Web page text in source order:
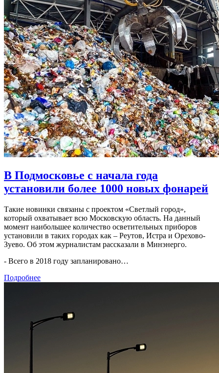
В Подмосковье с начала года
установили более 1000 новых фонарей
Такие новинки связаны с проектом «Светлый город»,
который охватывает всю Московскую область. На данный
момент наибольшее количество осветительных приборов
установили в таких городах как – Реутов, Истра и Орехово-
Зуево. Об этом журналистам рассказали в Минэнерго.
- Всего в 2018 году запланировано…
Подробнее